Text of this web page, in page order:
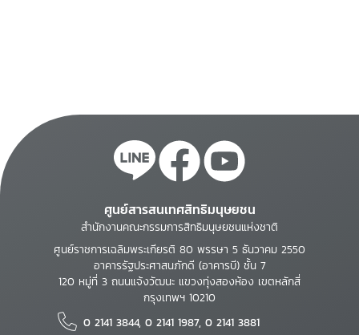
ศูนย์สารสนเทศสิทธิมนุษยชน
สำนักงานคณะกรรมการสิทธิมนุษยชนแห่งชาติ
ศูนย์ราชการเฉลิมพระเกียรติ 80 พรรษา 5 ธันวาคม 2550
อาคารรัฐประศาสนภักดี (อาคารบี) ชั้น 7
120 หมู่ที่ 3 ถนนแจ้งวัฒนะ แขวงทุ่งสองห้อง เขตหลักสี่
กรุงเทพฯ 10210
0 2141 3844, 0 2141 1987, 0 2141 3881